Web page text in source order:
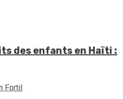
des enfants en Haïti :
Fortil